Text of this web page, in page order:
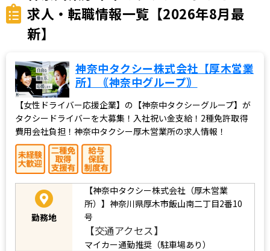
求人・転職情報一覧【2026年8月最
新】
神奈中タクシー株式会社【厚木営業
所】｟神奈中グループ｠
【女性ドライバー応援企業】の【神奈中タクシーグループ】が
タクシードライバーを大募集！入社祝い金支給！2種免許取得
費用会社負担！神奈中タクシー厚木営業所の求人情報！
勤務地
【神奈中タクシー株式会社（厚木営業
所）】神奈川県厚木市飯山南二丁目2番10
号
【交通アクセス】
マイカー通勤推奨（駐車場あり）